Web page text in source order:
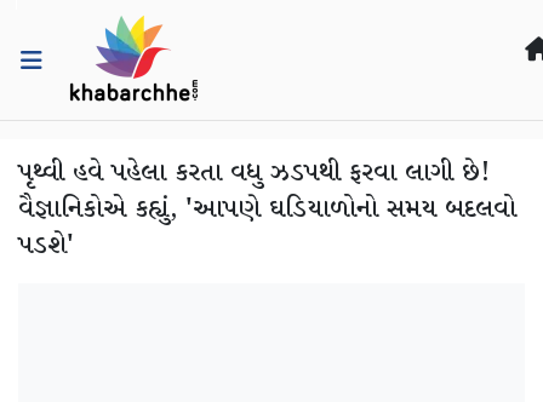
પૃથ્વી હવે પહેલા કરતા વધુ ઝડપથી ફરવા લાગી છે!
વૈજ્ઞાનિકોએ કહ્યું, 'આપણે ઘડિયાળોનો સમય બદલવો
પડશે'